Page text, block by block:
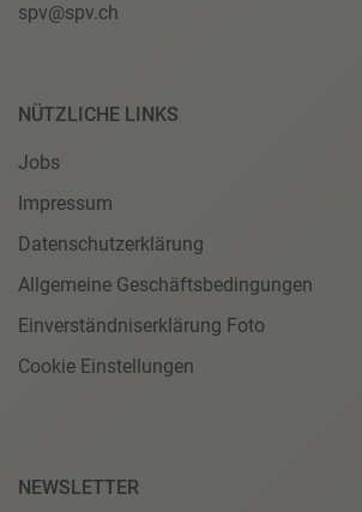
spv@spv.ch
NÜTZLICHE LINKS
Jobs
Impressum
Datenschutzerklärung
Allgemeine Geschäftsbedingungen
Einverständniserklärung Foto
Cookie Einstellungen
NEWSLETTER